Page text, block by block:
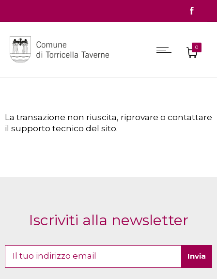
0
La transazione non riuscita, riprovare o contattare
il supporto tecnico del sito.
Iscriviti alla newsletter